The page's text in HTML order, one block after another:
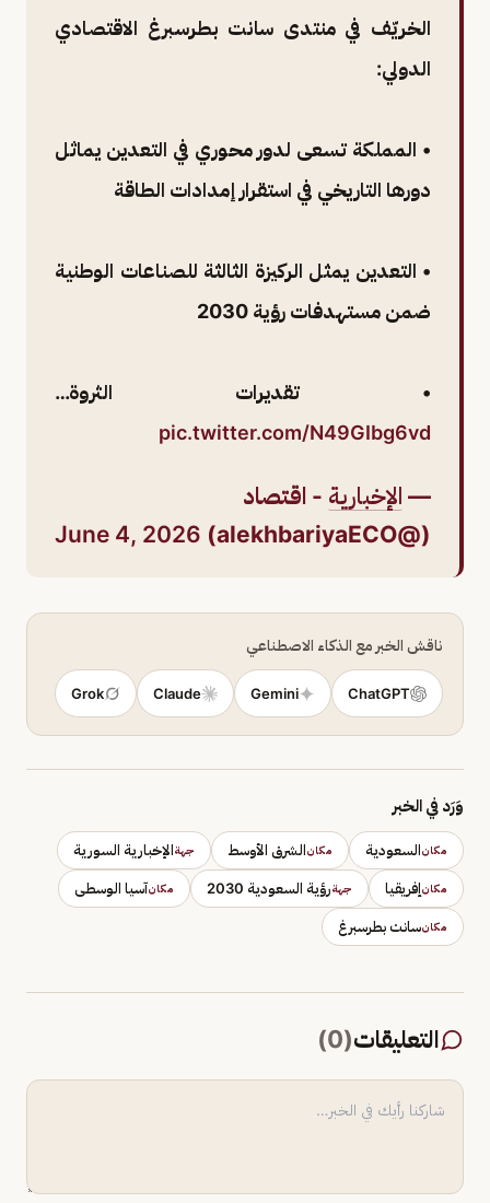
الخريّف في منتدى سانت بطرسبرغ الاقتصادي
الدولي:
• المملكة تسعى لدور محوري في التعدين يماثل
دورها التاريخي في استقرار إمدادات الطاقة
• التعدين يمثل الركيزة الثالثة للصناعات الوطنية
ضمن مستهدفات رؤية 2030
• تقديرات الثروة…
pic.twitter.com/N49GIbg6vd
— الإخبارية - اقتصاد
(@alekhbariyaECO)
June 4, 2026
ناقش الخبر مع الذكاء الاصطناعي
ChatGPT
Gemini
Claude
Grok
وَرَد في الخبر
مكانالسعودية مكانالشرق الأوسط جهةالإخبارية السورية
مكانإفريقيا جهةرؤية السعودية 2030 مكانآسيا الوسطى
مكانسانت بطرسبرغ
التعليقات(
0
)